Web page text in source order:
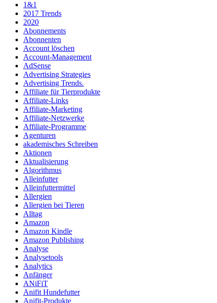
1&1
2017 Trends
2020
Abonnements
Abonnenten
Account löschen
Account-Management
AdSense
Advertising Strategies
Advertising Trends.
Affiliate für Tierprodukte
Affiliate-Links
Affiliate-Marketing
Affiliate-Netzwerke
Affiliate-Programme
Agenturen
akademisches Schreiben
Aktionen
Aktualisierung
Algorithmus
Alleinfutter
Alleinfuttermittel
Allergien
Allergien bei Tieren
Alltag
Amazon
Amazon Kindle
Amazon Publishing
Analyse
Analysetools
Analytics
Anfänger
ANiFiT
Anifit Hundefutter
Anifit-Produkte